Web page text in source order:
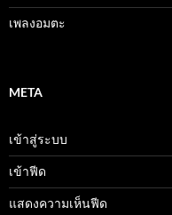
เพลงอมตะ
META
เข้าสู่ระบบ
เข้าฟีด
แสดงความเห็นฟีด